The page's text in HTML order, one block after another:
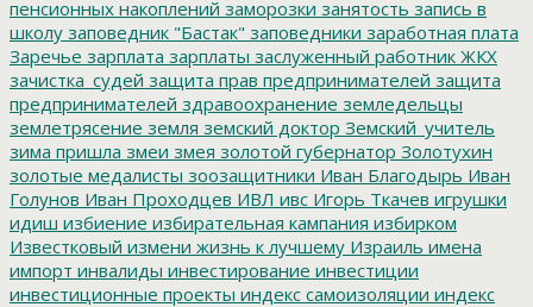
пенсионных накоплений заморозки занятость запись в
школу заповедник "Бастак" заповедники заработная плата
Заречье зарплата зарплаты заслуженный работник ЖКХ
зачистка_судей защита прав предпринимателей защита
предпринимателей здравоохранение земледельцы
землетрясение земля земский доктор Земский_учитель
зима пришла змеи змея золотой губернатор Золотухин
золотые медалисты зоозащитники Иван Благодырь Иван
Голунов Иван Проходцев ИВЛ ивс Игорь Ткачев игрушки
идиш избиение избирательная кампания избирком
Известковый измени жизнь к лучшему Израиль имена
импорт инвалиды инвестирование инвестиции
инвестиционные проекты индекс самоизоляции индекс